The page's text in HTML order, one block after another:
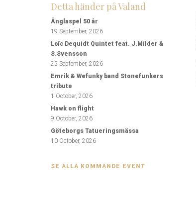
Detta händer på Valand
Änglaspel 50 år
19 September, 2026
Loïc Dequidt Quintet feat. J.Milder &
S.Svensson
25 September, 2026
Emrik & Wefunky band Stonefunkers
tribute
1 October, 2026
Hawk on flight
9 October, 2026
Göteborgs Tatueringsmässa
10 October, 2026
SE ALLA KOMMANDE EVENT